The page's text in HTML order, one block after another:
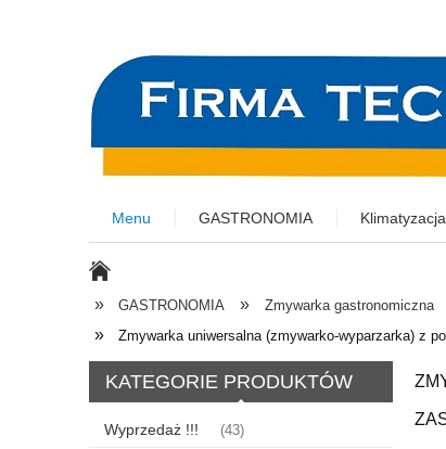
Menu GASTRONOMIA Klimatyzacja
» GASTRONOMIA » Zmywarka gastronomiczna
» Zmywarka uniwersalna (zmywarko-wyparzarka) z
KATEGORIE PRODUKTÓW
Wyprzedaż !!! (43)